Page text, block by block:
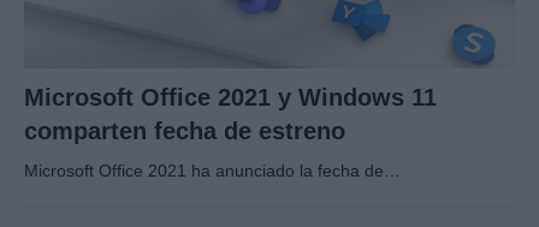
Microsoft Office 2021 y Windows 11
comparten fecha de estreno
Microsoft Office 2021 ha anunciado la fecha de…